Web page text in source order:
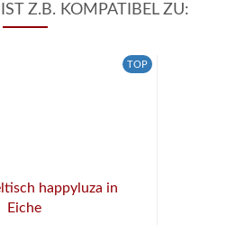
Z.B. KOMPATIBEL ZU:
TOP